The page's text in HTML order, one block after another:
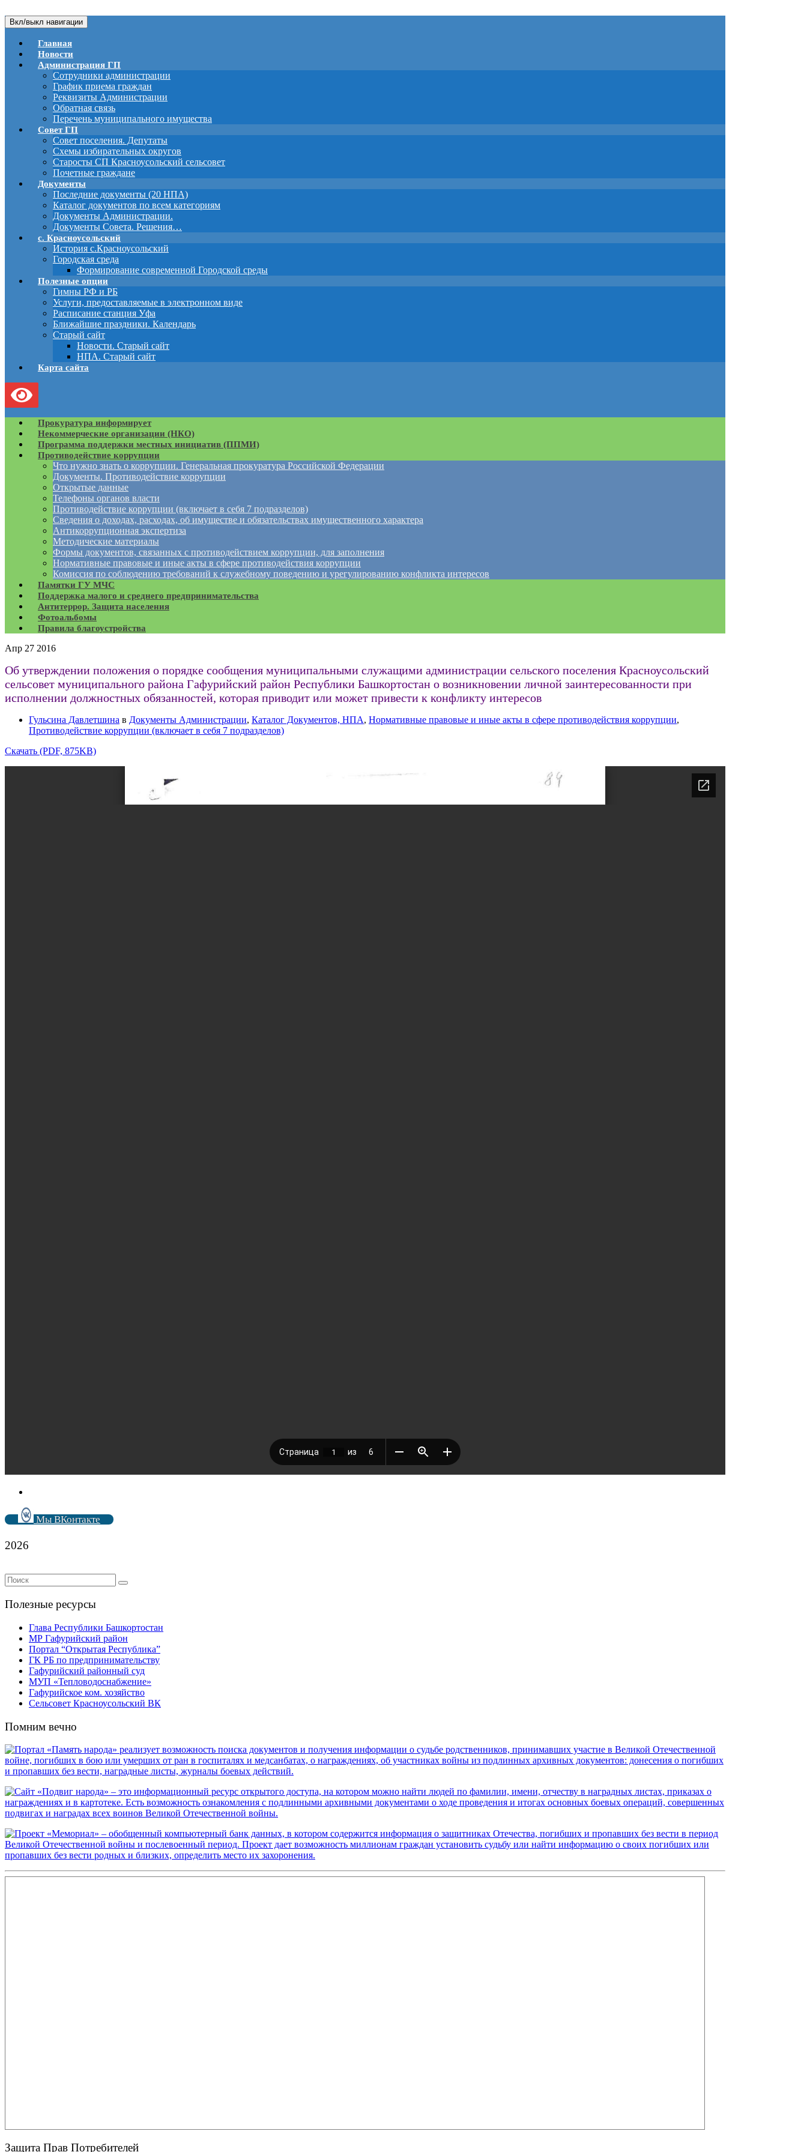
Вкл/выкл навигации
Главная
Новости
Администрация ГП
Сотрудники администрации
График приема граждан
Реквизиты Администрации
Обратная связь
Перечень муниципального имущества
Совет ГП
Совет поселения. Депутаты
Схемы избирательных округов
Старосты СП Красноусольский сельсовет
Почетные граждане
Документы
Последние документы (20 НПА)
Каталог документов по всем категориям
Документы Администрации.
Документы Совета. Решения…
с. Красноусольский
История с.Красноусольский
Городская среда
Формирование современной Городской среды
Полезные опции
Гимны РФ и РБ
Услуги, предоставляемые в электронном виде
Расписание станция Уфа
Ближайшие праздники. Календарь
Старый сайт
Новости. Старый сайт
НПА. Старый сайт
Карта сайта
Прокуратура информирует
Некоммерческие организации (НКО)
Программа поддержки местных инициатив (ППМИ)
Противодействие коррупции
Что нужно знать о коррупции. Генеральная прокуратура Российской Федерации
Документы. Противодействие коррупции
Открытые данные
Телефоны органов власти
Противодействие коррупции (включает в себя 7 подразделов)
Сведения о доходах, расходах, об имуществе и обязательствах имущественного характера
Антикоррупционная экспертиза
Методические материалы
Формы документов, связанных с противодействием коррупции, для заполнения
Нормативные правовые и иные акты в сфере противодействия коррупции
Комиссия по соблюдению требований к служебному поведению и урегулированию конфликта интересов
Памятки ГУ МЧС
Поддержка малого и среднего предпринимательства
Антитеррор. Защита населения
Фотоальбомы
Правила благоустройства
Апр 27 2016
Об утверждении положения о порядке сообщения муниципальными служащими администрации сельского поселения Красноусольский
сельсовет муниципального района Гафурийский район Республики Башкортостан о возникновении личной заинтересованности при
исполнении должностных обязанностей, которая приводит или может привести к конфликту интересов
Гульсина Давлетшина в Документы Администрации, Каталог Документов, НПА, Нормативные правовые и иные акты в сфере противодействия коррупции,
Противодействие коррупции (включает в себя 7 подразделов)
Скачать (PDF, 875KB)
Мы ВКонтакте
2026
Полезные ресурсы
Глава Республики Башкортостан
МР Гафурийский район
Портал “Открытая Республика”
ГК РБ по предпринимательству
Гафурийский районный суд
МУП «Тепловодоснабжение»
Гафурийское ком. хозяйство
Сельсовет Красноусольский ВК
Помним вечно
Защита Прав Потребителей